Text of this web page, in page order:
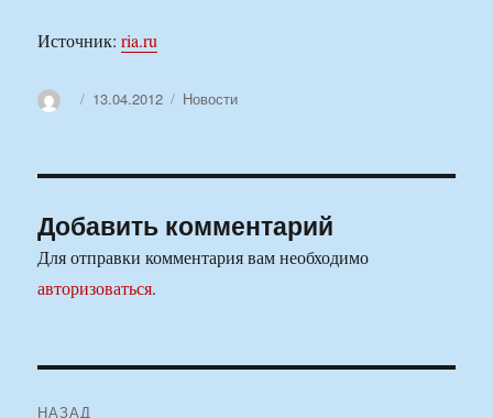
Источник:ria.ru
АвторОпубликовано
13.04.2012 Рубрики
Новости
Добавить комментарий
Для отправки комментария вам необходимо
авторизоваться.
НАЗАД